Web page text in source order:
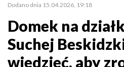
Dodano dnia 15.04.2026, 19:18
Domek na
Suchej
wiedzieć, aby